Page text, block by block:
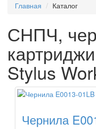
Главная Каталог
СНПЧ,
Stylus
Чернила